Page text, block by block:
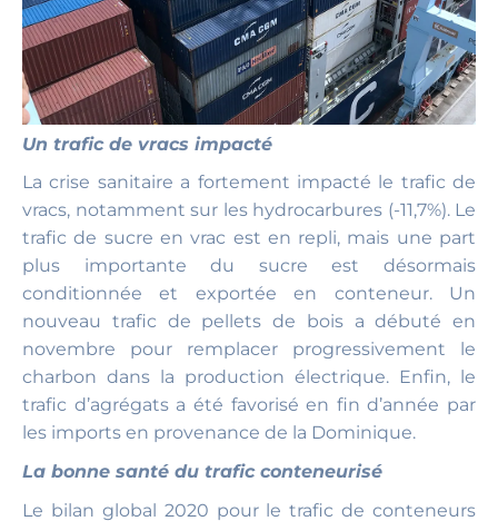
Un trafic de vracs impacté
La crise sanitaire a fortement impacté le trafic de
vracs, notamment sur les hydrocarbures (-11,7%). Le
trafic de sucre en vrac est en repli, mais une part
plus importante du sucre est désormais
conditionnée et exportée en conteneur. Un
nouveau trafic de pellets de bois a débuté en
novembre pour remplacer progressivement le
charbon dans la production électrique. Enfin, le
trafic d’agrégats a été favorisé en fin d’année par
les imports en provenance de la Dominique.
La bonne santé du trafic conteneurisé
Le bilan global 2020 pour le trafic de conteneurs